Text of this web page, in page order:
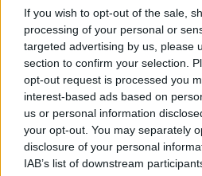
If you wish to opt-out of the sale,
processing of your personal or
targeted advertising by us, please
section to confirm your selection.
opt-out request is processed you
interest-based ads based on
us or personal information
your opt-out. You may separately
disclosure of your personal
IAB’s list of downstream